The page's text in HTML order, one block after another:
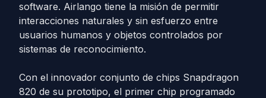
software. Airlango tiene la misión de permitir
interacciones naturales y sin esfuerzo entre
usuarios humanos y objetos controlados por
sistemas de reconocimiento.
Con el innovador conjunto de chips Snapdragon
820 de su prototipo, el primer chip programado